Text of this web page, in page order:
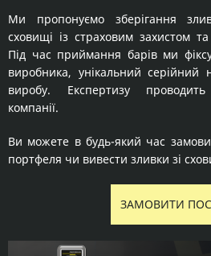
Ми пропонуємо зберігання
сховищі із страховим захистом
Під час приймання барів ми
виробника, унікальний
виробу. Експертизу
компанії.
Ви можете в будь-який час
портфеля чи вивести зливки зі
ЗАМОВИТИ